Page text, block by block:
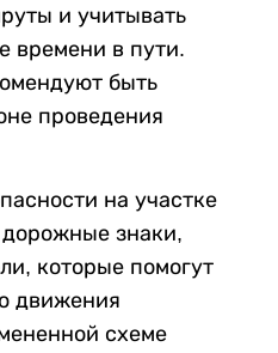
и учитывать
времени в пути.
быть
проведения
на участке
знаки,
которые помогут
движения
схеме